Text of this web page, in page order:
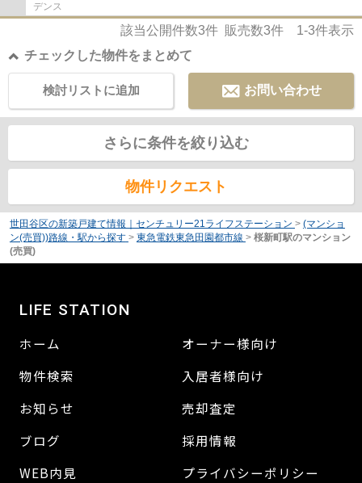
デンス
該当公開件数3件 販売数3件 1-3件表示
チェックした物件をまとめて
お問い合わせ
検討リストに追加
さらに条件を絞り込む
物件リクエスト
世田谷区の新築戸建て情報｜センチュリー21ライフステーション > (マンショ
ン(売買))路線・駅から探す > 東急電鉄東急田園都市線 > 桜新町駅のマンション
(売買)
LIFE STATION
ホーム
物件検索
お知らせ
ブログ
WEB内見
オーナー様向け
入居者様向け
売却査定
採用情報
プライバシーポリシー